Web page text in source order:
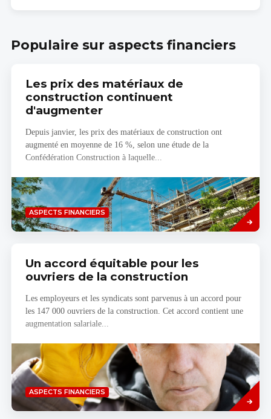
Populaire sur aspects financiers
Les prix des matériaux de
construction continuent
d'augmenter
Depuis janvier, les prix des matériaux de construction ont
augmenté en moyenne de 16 %, selon une étude de la
Confédération Construction à laquelle...
ASPECTS FINANCIERS
Savoir
plus
Un accord équitable pour les
ouvriers de la construction
Les employeurs et les syndicats sont parvenus à un accord pour
les 147 000 ouvriers de la construction. Cet accord contient une
augmentation salariale...
ASPECTS FINANCIERS
Savoir
plus